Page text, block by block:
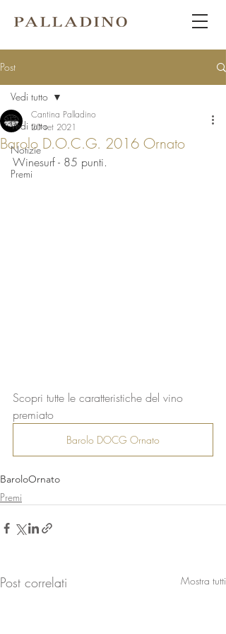
Post
Vedi tutto
Notizie
Premi
Vedi tutto
Barolo D.O.C.G. 2016 Ornato
Cantina Palladino
20 set 2021
Winesurf - 85 punti.
Scopri tutte le caratteristiche del vino
premiato
Barolo DOCG Ornato
BaroloOrnato
Premi
Post correlati Mostra tutti